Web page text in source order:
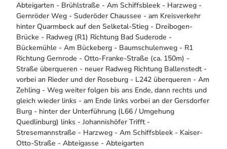
Abteigarten - Brühlstraße - Am Schiffsbleek - Harzweg -
Gernröder Weg - Suderöder Chaussee - am Kreisverkehr
hinter Quarmbeck auf den Selketal-Stieg - Dreibogen-
Brücke - Radweg (R1) Richtung Bad Suderode -
Bückemühle - Am Bückeberg - Baumschulenweg - R1
Richtung Gernrode - Otto-Franke-Straße (ca. 150m) -
Straße überqueren - neuer Radweg Richtung Ballenstedt -
vorbei an Rieder und der Roseburg - L242 überqueren - Am
Zehling - Weg weiter folgen bis ans Ende, dann rechts und
gleich wieder links - am Ende links vorbei an der Gersdorfer
Burg - hinter der Unterführung (L66 / Umgehung
Quedlinburg) links - Johannishöfer Trifft -
Stresemannstraße - Harzweg - Am Schiffsbleek - Kaiser-
Otto-Straße - Abteigasse - Abteigarten